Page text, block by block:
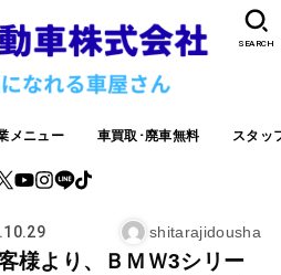
メニュー 車買取･廃車無料 スタッ
SEARCH
shitarajidousha
様より、ＢＭＷ3シリー